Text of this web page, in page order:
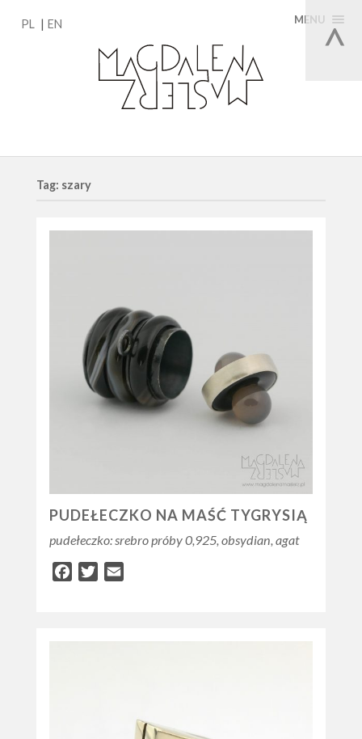
MENU
PL EN
Tag: szary
PUDEŁECZKO NA MAŚĆ TYGRYSIĄ
pudełeczko: srebro próby 0,925, obsydian, agat
Facebook
Twitter